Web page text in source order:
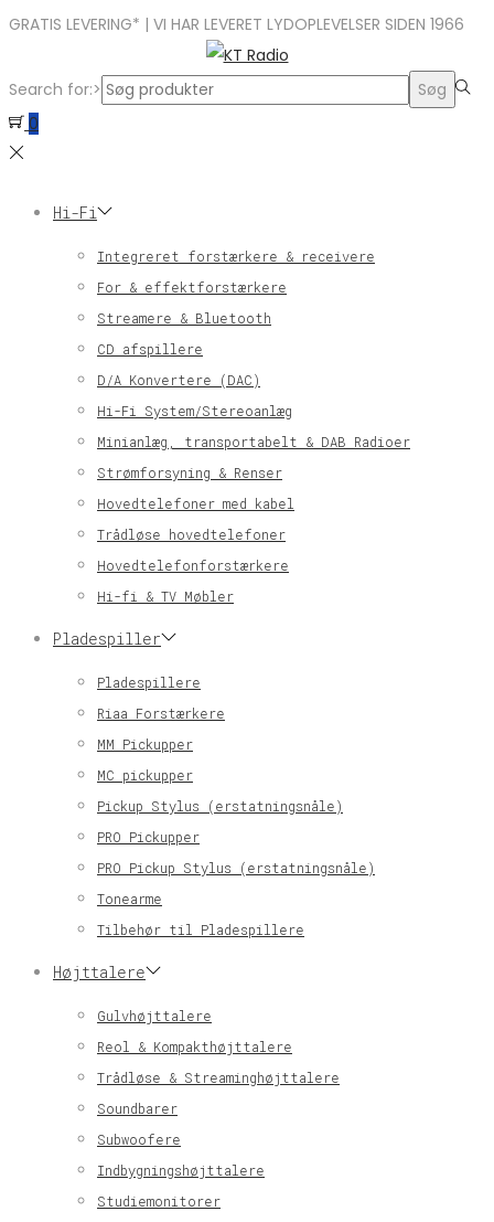
GRATIS LEVERING* | VI HAR LEVERET LYDOPLEVELSER SIDEN 1966
Search for:>
Søg
0
Hi-Fi
Integreret forstærkere & receivere
For & effektforstærkere
Streamere & Bluetooth
CD afspillere
D/A Konvertere (DAC)
Hi-Fi System/Stereoanlæg
Minianlæg, transportabelt & DAB Radioer
Strømforsyning & Renser
Hovedtelefoner med kabel
Trådløse hovedtelefoner
Hovedtelefonforstærkere
Hi-fi & TV Møbler
Pladespiller
Pladespillere
Riaa Forstærkere
MM Pickupper
MC pickupper
Pickup Stylus (erstatningsnåle)
PRO Pickupper
PRO Pickup Stylus (erstatningsnåle)
Tonearme
Tilbehør til Pladespillere
Højttalere
Gulvhøjttalere
Reol & Kompakthøjttalere
Trådløse & Streaminghøjttalere
Soundbarer
Subwoofere
Indbygningshøjttalere
Studiemonitorer